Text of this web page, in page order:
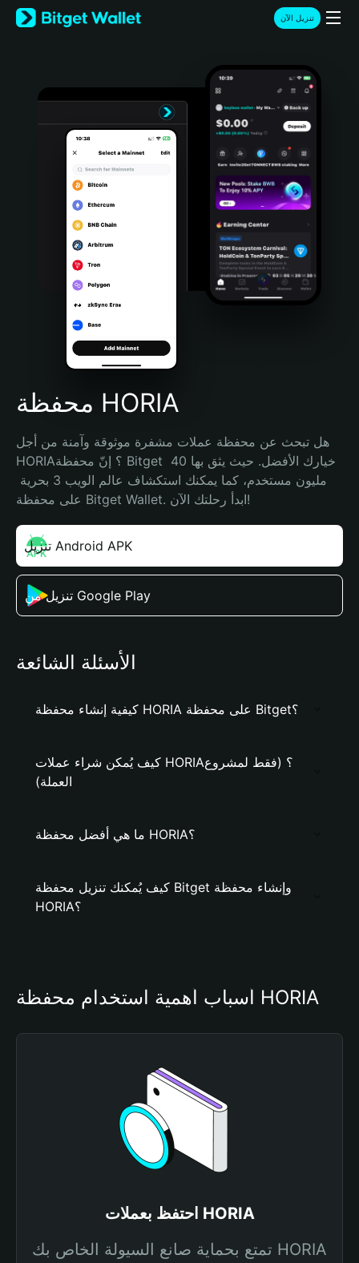
English
日本語
Türkçe
Português (Portugal)
Bahasa Indonesia
Português (Brasil)
Español (Argentina)
تنزيل الآن
محفظة HORIA
هل تبحث عن محفظة عملات مشفرة موثوقة وآمنة من أجل
HORIA؟ إنّ محفظة Bitget خيارك الأفضل. حيث يثق بها 40
على محفظة Bitget Wallet. ابدأ رحلتك الآن!
تنزيل Android APK
تنزيل من Google Play
الأسئلة الشائعة
كيفية إنشاء محفظة HORIA على محفظة Bitget؟
كيف يُمكن شراء عملات HORIA؟ (فقط لمشروع
العملة)
ما هي أفضل محفظة HORIA؟
كيف يُمكنك تنزيل محفظة Bitget وإنشاء محفظة
HORIA؟
أسباب أهمية استخدام محفظة HORIA
احتفظ بعملات HORIA
تمتع بحماية صانع السيولة الخاص بك HORIA